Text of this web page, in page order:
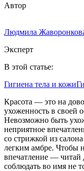
Автор
Людмила
Эксперт
В этой статье:
Гигиена тела и кожи
Красота ― это на
ухоженность в своей
Невозможно быть
неприятное
со стрижкой из
легким амбре. Чтобы
впечатление ― читай
соблюдать во имя не